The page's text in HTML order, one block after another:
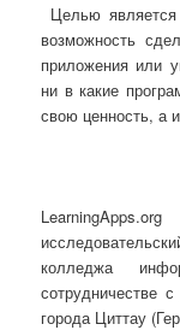
Целью
возможность
приложения или
ни в какие
свою ценность, а
колледжа
сотрудничестве
города Циттау